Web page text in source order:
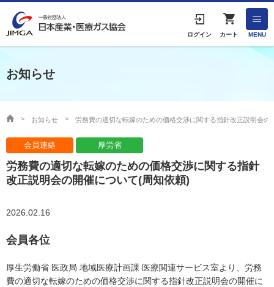
ログイン カート MENU
English
HOME
事業者の方へ
出版物・物品の販売
協会連絡先
協会案内
お知らせ
お知らせ 労務費の適切な転嫁のための価格交渉に関する指針改正説明会の
会員連絡 厚労省
労務費の適切な転嫁のための価格交渉に関する指針
改正説明会の開催について(周知依頼)
2026.02.16
会員各位
厚生労働省 医政局 地域医療計画課 医療関連サービス室より、労務
費の適切な転嫁のための価格交渉に関する指針改正説明会の開催に